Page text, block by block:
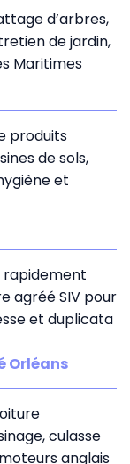
d’arbres,
de jardin,
Maritimes
produits
de sols,
et
rapidement
agréé SIV pour
et duplicata
Orléans
culasse
anglais